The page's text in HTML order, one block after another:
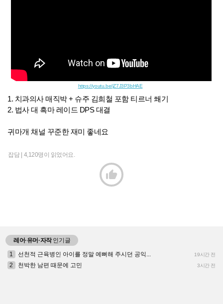
https://youtu.be/jZ7J3P3bHAE
1. 치과의사 매직박 + 슈주 김희철 포함 티르너 쐐기
2. 법사 대 흑마 레이드 DPS 대결
귀마개 채널 꾸준한 재미 좋네요
잡담 | 4,120명이 읽었어요.

레어·유머·자작인기글
1
선천적 근육병인 아이를 정말 예뻐해 주시던 공익... 19시간 전
2 천박한 남편 때문에 고민 3시간 전